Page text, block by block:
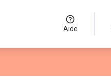
Aide